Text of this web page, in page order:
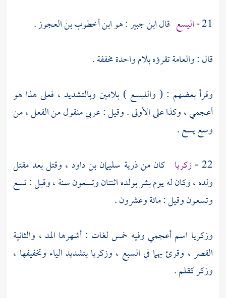
21 - اليسع قالابن جبير: هوابن أخطوب بن العجوز.
قال : والعامة تقرؤه بلام واحدة مخففة .
وقرأ بعضهم : ( والليسع) بلامين وبالتشديد ، فعلى هذا هو
أعجمي ، وكذا على الأولى . وقيل : عربي منقول من الفعل ، من
وسع يسع .
22 - زكريا كان من ذرية سليمان بن داود ، وقتل بعد مقتل
ولده ، وكان له يوم بشر بولده اثنتان وتسعون سنة ، وقيل : تسع
وتسعون وقيل : مائة وعشرون .
وزكريا اسم أعجمي وفيه خمس لغات : أشهرها المد ، والثانية
القصر ، وقرئ بهما في السبع ، وزكريابتشديد الياء وتخفيفها ،
وزكر كقلم .